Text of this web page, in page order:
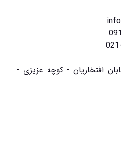
افتخاریان - کوچه عزیزی -